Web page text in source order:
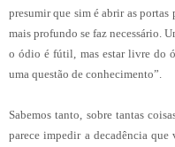
presumir que sim é abrir as
mais profundo se faz necessário.
o ódio é fútil, mas estar livre do
uma questão de conhecimento”.
Sabemos tanto, sobre tantas
parece impedir a decadência